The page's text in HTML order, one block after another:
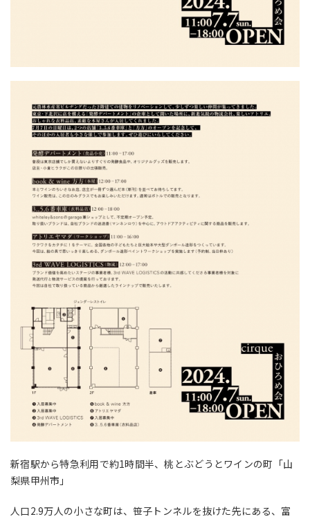
新宿駅から特急利用で約1時間半、桃とぶどうとワインの町「山
梨県甲州市」
人口2.9万人の小さな町は、笹子トンネルを抜けた先にある、富